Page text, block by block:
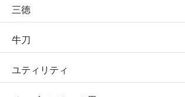
三徳
牛刀
ユティリティ